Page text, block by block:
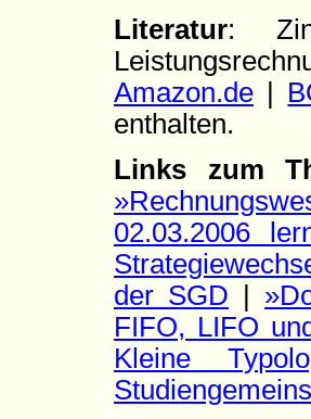
Literatur:
Amazon.de
enthalten.
Links zum
02.03.2006
der SGD
FIFO, LIFO
Kleine